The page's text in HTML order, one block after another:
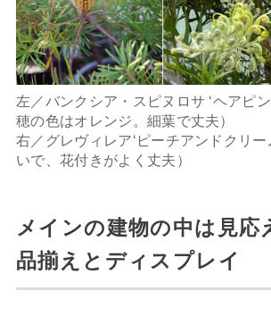
左／バンクシア・スピヌロサ ‘ヘアピ
穂の色はオレンジ。細葉で丈夫）
右／グレヴィレア‘ピーチアンドクリー
いで、花付きがよく丈夫）
メインの建物の中は見応
品揃えとディスプレイ